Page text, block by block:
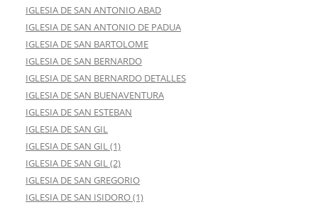
IGLESIA DE SAN ANTONIO ABAD
IGLESIA DE SAN ANTONIO DE PADUA
IGLESIA DE SAN BARTOLOME
IGLESIA DE SAN BERNARDO
IGLESIA DE SAN BERNARDO DETALLES
IGLESIA DE SAN BUENAVENTURA
IGLESIA DE SAN ESTEBAN
IGLESIA DE SAN GIL
IGLESIA DE SAN GIL (1)
IGLESIA DE SAN GIL (2)
IGLESIA DE SAN GREGORIO
IGLESIA DE SAN ISIDORO (1)